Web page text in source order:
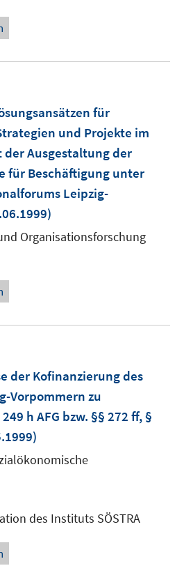
für
und Projekte im
Ausgestaltung der
für Beschäftigung unter
Leipzig-
Organisationsforschung
der Kofinanzierung des
Vorpommern zu
h AFG bzw. §§ 272 ff, §
des Instituts SÖSTRA